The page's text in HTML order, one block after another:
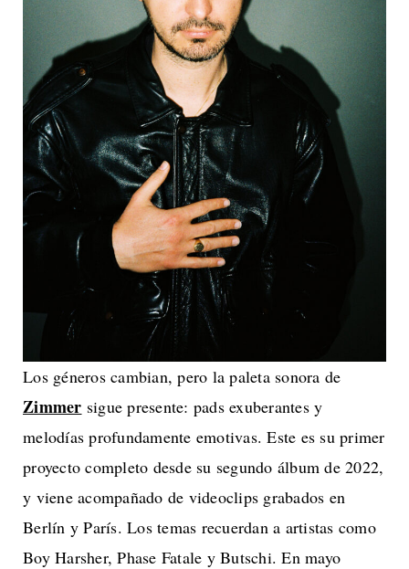
Los géneros cambian, pero la paleta sonora de
Zimmer sigue presente: pads exuberantes y
melodías profundamente emotivas. Este es su primer
proyecto completo desde su segundo álbum de 2022,
y viene acompañado de videoclips grabados en
Berlín y París. Los temas recuerdan a artistas como
Boy Harsher, Phase Fatale y Butschi. En mayo